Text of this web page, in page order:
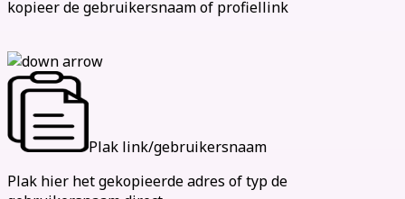
kopieer de gebruikersnaam of profiellink
Plak link/gebruikersnaam
Plak hier het gekopieerde adres of typ de